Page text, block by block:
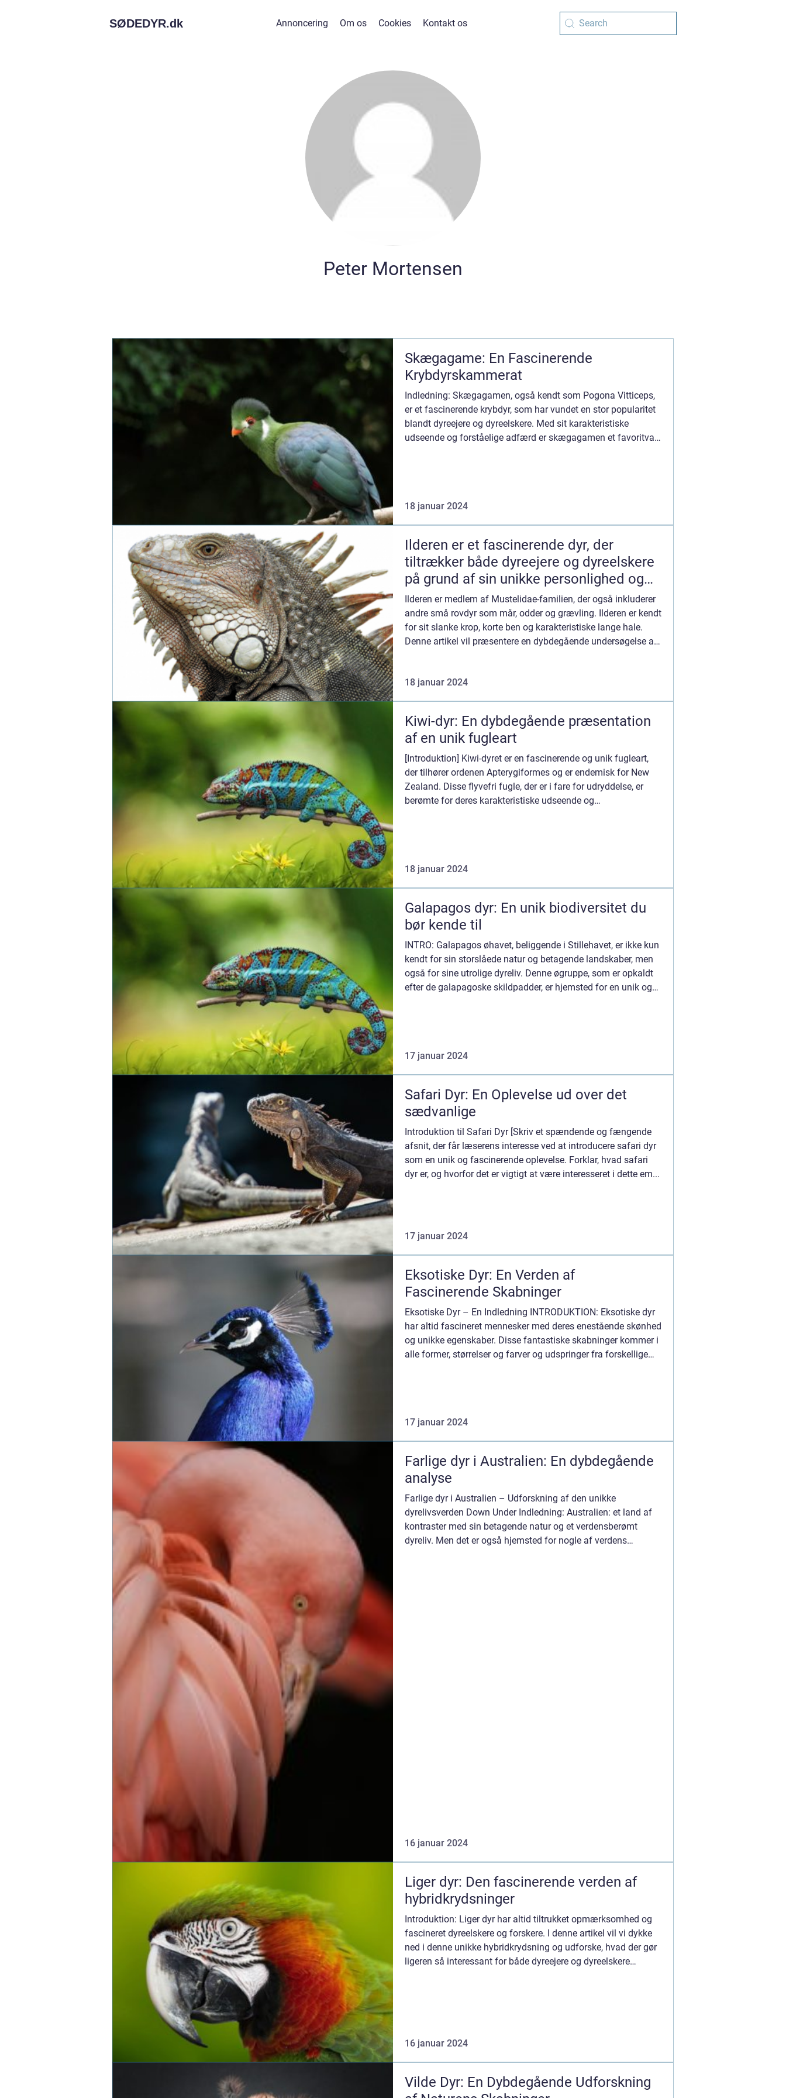
SØDEDYR.dk Annoncering Om os Cookies Kontakt os
Peter Mortensen
Skægagame: En Fascinerende
Krybdyrskammerat
Indledning: Skægagamen, også kendt som Pogona Vitticeps,
er et fascinerende krybdyr, som har vundet en stor popularitet
blandt dyreejere og dyreelskere. Med sit karakteristiske
udseende og forståelige adfærd er skægagamen et favoritvalg
18 januar 2024
Ilderen er et fascinerende dyr, der
tiltrækker både dyreejere og dyreelskere
på grund af sin unikke personlighed og
charme
Ilderen er medlem af Mustelidae-familien, der også inkluderer
andre små rovdyr som mår, odder og grævling. Ilderen er kendt
for sit slanke krop, korte ben og karakteristiske lange hale.
Denne artikel vil præsentere en dybdegående undersøgelse af
18 januar 2024
Kiwi-dyr: En dybdegående præsentation
af en unik fugleart
[Introduktion] Kiwi-dyret er en fascinerende og unik fugleart,
der tilhører ordenen Apterygiformes og er endemisk for New
Zealand. Disse flyvefri fugle, der er i fare for udryddelse, er
berømte for deres karakteristiske udseende og
18 januar 2024
Galapagos dyr: En unik biodiversitet du
bør kende til
INTRO: Galapagos øhavet, beliggende i Stillehavet, er ikke kun
kendt for sin storslåede natur og betagende landskaber, men
også for sine utrolige dyreliv. Denne øgruppe, som er opkaldt
efter de galapagoske skildpadder, er hjemsted for en unik og
17 januar 2024
Safari Dyr: En Oplevelse ud over det
sædvanlige
Introduktion til Safari Dyr [Skriv et spændende og fængende
afsnit, der får læserens interesse ved at introducere safari dyr
som en unik og fascinerende oplevelse. Forklar, hvad safari
dyr er, og hvorfor det er vigtigt at være interesseret i dette em...
17 januar 2024
Eksotiske Dyr: En Verden af
Fascinerende Skabninger
Eksotiske Dyr – En Indledning INTRODUKTION: Eksotiske dyr
har altid fascineret mennesker med deres enestående skønhed
og unikke egenskaber. Disse fantastiske skabninger kommer i
alle former, størrelser og farver og udspringer fra forskellige
17 januar 2024
Farlige dyr i Australien: En dybdegående
analyse
Farlige dyr i Australien – Udforskning af den unikke
dyrelivsverden Down Under Indledning: Australien: et land af
kontraster med sin betagende natur og et verdensberømt
dyreliv. Men det er også hjemsted for nogle af verdens
16 januar 2024
Liger dyr: Den fascinerende verden af
hybridkrydsninger
Introduktion: Liger dyr har altid tiltrukket opmærksomhed og
fascineret dyreelskere og forskere. I denne artikel vil vi dykke
ned i denne unikke hybridkrydsning og udforske, hvad der gør
ligeren så interessant for både dyreejere og dyreelskere
16 januar 2024
Vilde Dyr: En Dybdegående Udforskning